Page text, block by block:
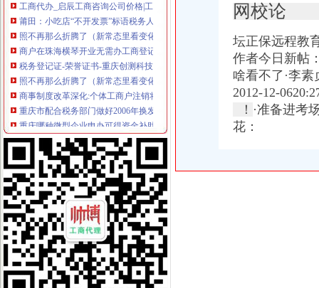
莆田：小吃店“不开发票”标语税务人员称它“牛”-综合快讯-中
照不再那么折腾了（新常态里看变化）_新闻频道_中国青年网
商户在珠海横琴开业无需办工商登记?国内?门户?巴蜀网?
税务登记证-荣誉证书-重庆创测科技有限公司
照不再那么折腾了（新常态里看变化）_中国频道_红网
商事制度改革深化:个体工商户注销将更简易-东北网国内-东北网
重庆市配合税务部门做好2006年换发税务登记证件工作_全国组织机构
重庆哪种微型企业申办可得资金补助
【合肥长江批发市场税务登记|税务登记证办理|代理税务登记】-合肥赶
会计们注意啦！“三证合一”后至少要跑7个部门办理各项变更手续！
福建新闻网·小吃店“不开发票”标语税务人员称它“牛”
10月起重庆全面实施“三证合一”需要的17套材料变1套_中国奉
重庆：商事制度改革释放市场活力
【税务代理】_税务代理公司大全_税务代理价格_顺企网
深化税务行政审批制度改革看实效
重庆电子工程职业学院长安汽车校企实训基地：培训资源包开发（五星
照不再那么折腾了（新常态里看变化）_三秦网
重庆批“三证合一”营业执照今发放|中国中小企业重庆网
【供应重庆巴南区科技公司注册服务】价格_厂家_型号_图片-众网
网校论
坛正保远程教
作者今日新帖
啥看不了·李
2012-12-
！ ·准备进考
花：